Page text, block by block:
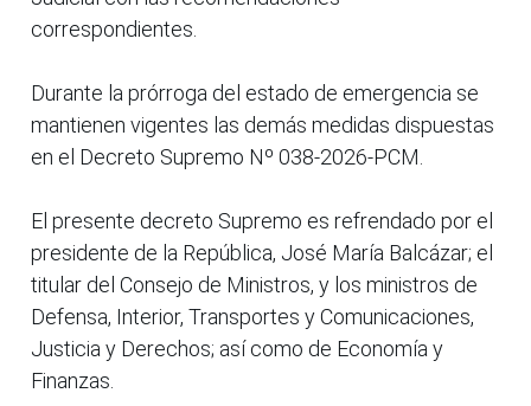
correspondientes.
Durante la prórroga del estado de emergencia se
mantienen vigentes las demás medidas dispuestas
en el Decreto Supremo Nº 038-2026-PCM.
El presente decreto Supremo es refrendado por el
presidente de la República, José María Balcázar; el
titular del Consejo de Ministros, y los ministros de
Defensa, Interior, Transportes y Comunicaciones,
Justicia y Derechos; así como de Economía y
Finanzas.